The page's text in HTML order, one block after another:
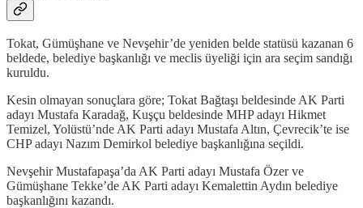
Tokat, Gümüşhane ve Nevşehir’de yeniden belde statüsü kazanan 6
beldede, belediye başkanlığı ve meclis üyeliği için ara seçim sandığı
kuruldu.
Kesin olmayan sonuçlara göre; Tokat Bağtaşı beldesinde AK Parti
adayı Mustafa Karadağ, Kuşçu beldesinde MHP adayı Hikmet
Temizel, Yolüstü’nde AK Parti adayı Mustafa Altın, Çevrecik’te ise
CHP adayı Nazım Demirkol belediye başkanlığına seçildi.
Nevşehir Mustafapaşa’da AK Parti adayı Mustafa Özer ve
Gümüşhane Tekke’de AK Parti adayı Kemalettin Aydın belediye
başkanlığını kazandı.